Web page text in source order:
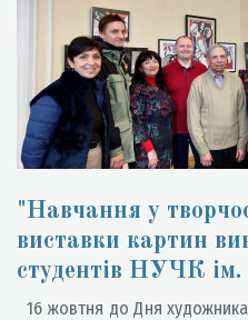
"Навчання у
виставки картин
студентів НУЧК
16 жовтня до Дня художника